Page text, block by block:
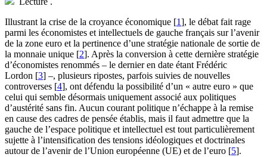
Illustrant la crise de la croyance économique [1], le débat fait rage
parmi les économistes et intellectuels de gauche français sur l’avenir
de la zone euro et la pertinence d’une stratégie nationale de sortie de
la monnaie unique [2]. Après la conversion à cette dernière stratégie
d’économistes renommés – le dernier en date étant Frédéric
Lordon [3] –, plusieurs ripostes, parfois suivies de nouvelles
controverses [4], ont défendu la possibilité d’un « autre euro » que
celui qui semble désormais uniquement associé aux politiques
d’austérité sans fin. Aucun courant politique n’échappe à la remise
en cause des cadres de pensée établis, mais il faut admettre que la
gauche de l’espace politique et intellectuel est tout particulièrement
sujette à l’intensification des tensions idéologiques et doctrinales
autour de l’avenir de l’Union européenne (UE) et de l’euro [5].